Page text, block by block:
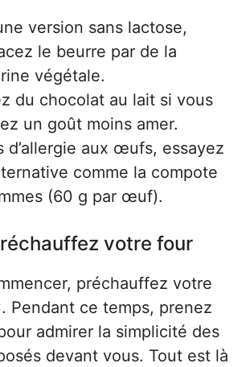
version sans lactose,
le beurre par de la
végétale.
du chocolat au lait si vous
un goût moins amer.
d’allergie aux œufs, essayez
comme la compote
(60 g par œuf).
votre four
préchauffez votre
Pendant ce temps, prenez
admirer la simplicité des
devant vous. Tout est là